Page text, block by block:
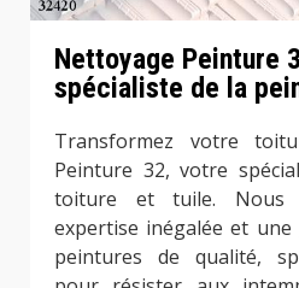
Nettoyage Peinture
spécialiste de la
Transformez votre
Peinture 32, votre
toiture et tuile. Nous
expertise inégalée et une
peintures de qualité,